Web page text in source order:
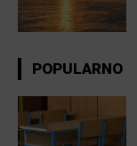
POPULARNO